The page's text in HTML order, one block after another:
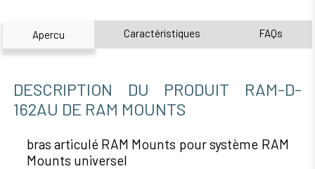
Apercu Caractéristiques FAQs
DESCRIPTION DU PRODUIT RAM-D-
162AU DE RAM MOUNTS
bras articulé RAM Mounts pour système RAM
Mounts universel